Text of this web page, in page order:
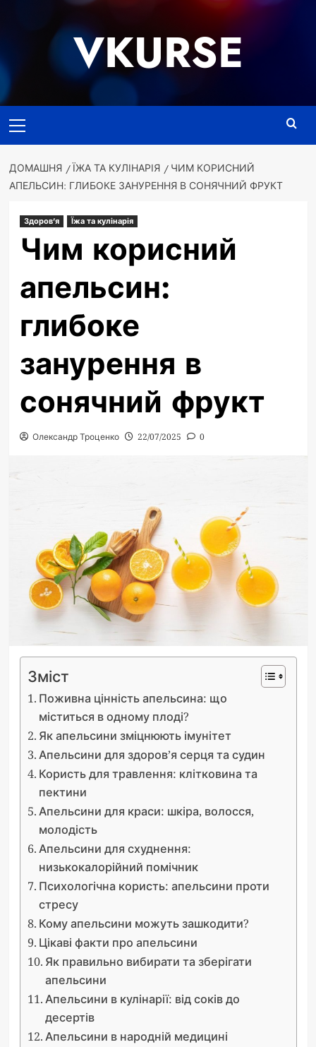
VKURSE
меню
ДОМАШНЯ ЇЖА ТА КУЛІНАРІЯ
ЧИМ КОРИСНИЙ
АПЕЛЬСИН: ГЛИБОКЕ ЗАНУРЕННЯ В СОНЯЧНИЙ ФРУКТ
Здоров'я Їжа та кулінарія
Чим корисний
апельсин:
глибоке
занурення в
сонячний фрукт
Олександр Троценко 22/07/2025 0
Зміст
Поживна цінність апельсина: що
міститься в одному плоді?
Як апельсини зміцнюють імунітет
Апельсини для здоров’я серця та судин
Користь для травлення: клітковина та
пектини
Апельсини для краси: шкіра, волосся,
молодість
Апельсини для схуднення:
низькокалорійний помічник
Психологічна користь: апельсини проти
стресу
Кому апельсини можуть зашкодити?
Цікаві факти про апельсини
Як правильно вибирати та зберігати
апельсини
Апельсини в кулінарії: від соків до
десертів
Апельсини в народній медицині